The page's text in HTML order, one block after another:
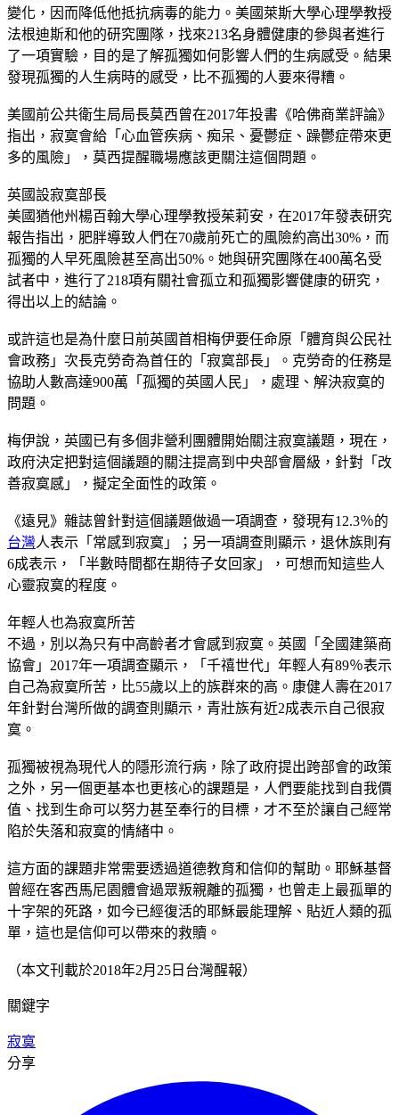
變化，因而降低他抵抗病毒的能力。美國萊斯大學心理學教授
法根迪斯和他的研究團隊，找來213名身體健康的參與者進行
了一項實驗，目的是了解孤獨如何影響人們的生病感受。結果
發現孤獨的人生病時的感受，比不孤獨的人要來得糟。
美國前公共衛生局局長莫西曾在2017年投書《哈佛商業評論》
指出，寂寞會給「心血管疾病、痴呆、憂鬱症、躁鬱症帶來更
多的風險」，莫西提醒職場應該更關注這個問題。
英國設寂寞部長
美國猶他州楊百翰大學心理學教授茱莉安，在2017年發表研究
報告指出，肥胖導致人們在70歲前死亡的風險約高出30%，而
孤獨的人早死風險甚至高出50%。她與研究團隊在400萬名受
試者中，進行了218項有關社會孤立和孤獨影響健康的研究，
得出以上的結論。
或許這也是為什麼日前英國首相梅伊要任命原「體育與公民社
會政務」次長克勞奇為首任的「寂寞部長」。克勞奇的任務是
協助人數高達900萬「孤獨的英國人民」，處理、解決寂寞的
問題。
梅伊說，英國已有多個非營利團體開始關注寂寞議題，現在，
政府決定把對這個議題的關注提高到中央部會層級，針對「改
善寂寞感」，擬定全面性的政策。
《遠見》雜誌曾針對這個議題做過一項調查，發現有12.3％的
台灣人表示「常感到寂寞」；另一項調查則顯示，退休族則有
6成表示，「半數時間都在期待子女回家」，可想而知這些人
心靈寂寞的程度。
年輕人也為寂寞所苦
不過，別以為只有中高齡者才會感到寂寞。英國「全國建築商
協會」2017年一項調查顯示，「千禧世代」年輕人有89％表示
自己為寂寞所苦，比55歲以上的族群來的高。康健人壽在2017
年針對台灣所做的調查則顯示，青壯族有近2成表示自己很寂
寞。
孤獨被視為現代人的隱形流行病，除了政府提出跨部會的政策
之外，另一個更基本也更核心的課題是，人們要能找到自我價
值、找到生命可以努力甚至奉行的目標，才不至於讓自己經常
陷於失落和寂寞的情緒中。
這方面的課題非常需要透過道德教育和信仰的幫助。耶穌基督
曾經在客西馬尼園體會過眾叛親離的孤獨，也曾走上最孤單的
十字架的死路，如今已經復活的耶穌最能理解、貼近人類的孤
單，這也是信仰可以帶來的救贖。
（本文刊載於2018年2月25日台灣醒報）
關鍵字
寂寞
分享